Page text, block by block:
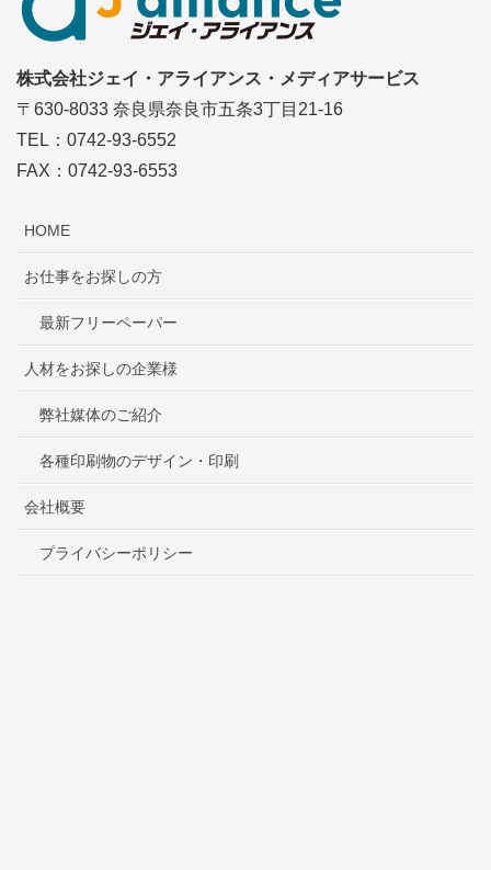
株式会社ジェイ・アライアンス・メディアサービス
〒630-8033 奈良県奈良市五条3丁目21-16
TEL：0742-93-6552
FAX：0742-93-6553
HOME
お仕事をお探しの方
最新フリーペーパー
人材をお探しの企業様
弊社媒体のご紹介
各種印刷物のデザイン・印刷
会社概要
プライバシーポリシー